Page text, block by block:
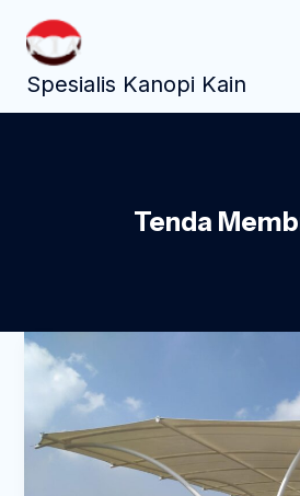
konten
Spesialis Kanopi Kain
Tenda
Membrane
Jakarta
Selatan